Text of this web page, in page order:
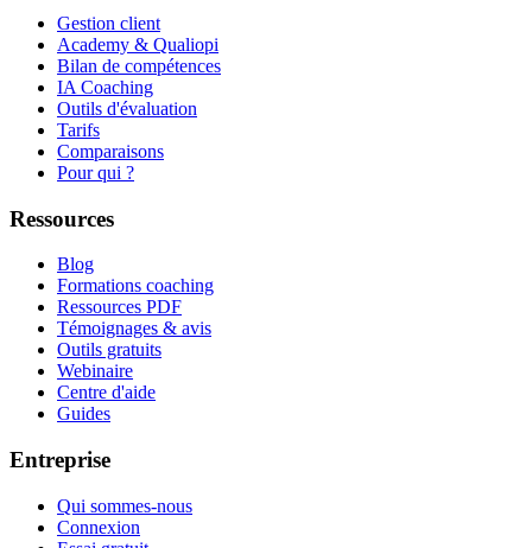
Gestion client
Academy & Qualiopi
Bilan de compétences
IA Coaching
Outils d'évaluation
Tarifs
Comparaisons
Pour qui ?
Ressources
Blog
Formations coaching
Ressources PDF
Témoignages & avis
Outils gratuits
Webinaire
Centre d'aide
Guides
Entreprise
Qui sommes-nous
Connexion